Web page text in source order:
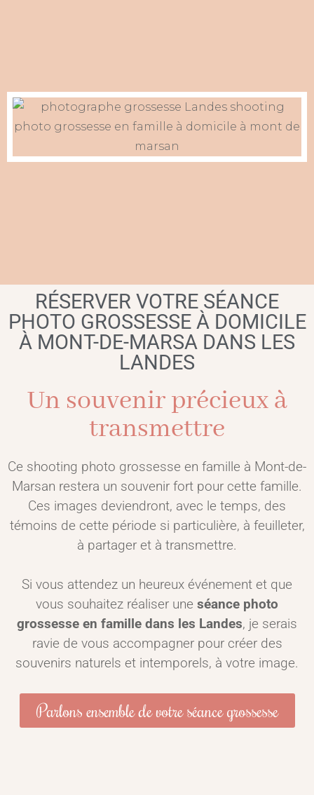
RÉSERVER VOTRE SÉANCE
PHOTO GROSSESSE À DOMICILE
À MONT-DE-MARSA DANS LES
LANDES
Un souvenir précieux à
transmettre
Ce shooting photo grossesse en famille à Mont-de-
Marsan restera un souvenir fort pour cette famille.
Ces images deviendront, avec le temps, des
témoins de cette période si particulière, à feuilleter,
à partager et à transmettre.
Si vous attendez un heureux événement et que
vous souhaitez réaliser une séance photo
grossesse en famille dans les Landes, je serais
ravie de vous accompagner pour créer des
souvenirs naturels et intemporels, à votre image.
Parlons ensemble de votre séance grossesse